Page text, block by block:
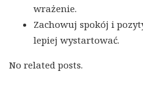
wrażenie.
Zachowuj spokój i
lepiej wystartować.
No related posts.